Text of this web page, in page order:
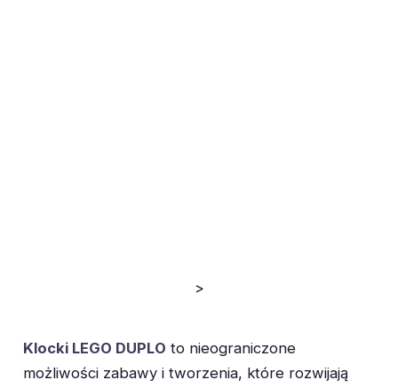
>
Klocki LEGO DUPLO to nieograniczone
możliwości zabawy i tworzenia, które rozwijają